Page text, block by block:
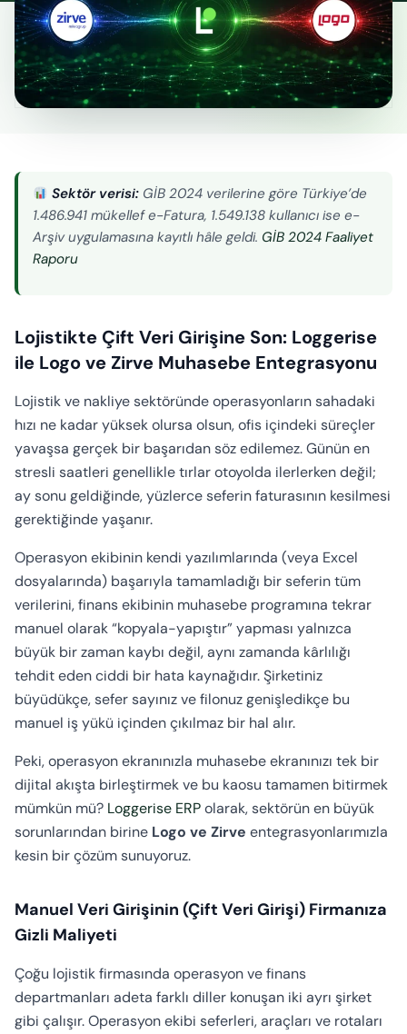
Sektör verisi: GİB 2024 verilerine göre Türkiye’de
1.486.941 mükellef e-Fatura, 1.549.138 kullanıcı ise e-
Arşiv uygulamasına kayıtlı hâle geldi. GİB 2024 Faaliyet
Raporu
Lojistikte Çift Veri Girişine Son: Loggerise
ile Logo ve Zirve Muhasebe Entegrasyonu
Lojistik ve nakliye sektöründe operasyonların sahadaki
hızı ne kadar yüksek olursa olsun, ofis içindeki süreçler
yavaşsa gerçek bir başarıdan söz edilemez. Günün en
stresli saatleri genellikle tırlar otoyolda ilerlerken değil;
ay sonu geldiğinde, yüzlerce seferin faturasının kesilmesi
gerektiğinde yaşanır.
Operasyon ekibinin kendi yazılımlarında (veya Excel
dosyalarında) başarıyla tamamladığı bir seferin tüm
verilerini, finans ekibinin muhasebe programına tekrar
manuel olarak “kopyala-yapıştır” yapması yalnızca
büyük bir zaman kaybı değil, aynı zamanda kârlılığı
tehdit eden ciddi bir hata kaynağıdır. Şirketiniz
büyüdükçe, sefer sayınız ve filonuz genişledikçe bu
manuel iş yükü içinden çıkılmaz bir hal alır.
Peki, operasyon ekranınızla muhasebe ekranınızı tek bir
dijital akışta birleştirmek ve bu kaosu tamamen bitirmek
mümkün mü? Loggerise ERPolarak, sektörün en büyük
sorunlarından birine Logo ve Zirve entegrasyonlarımızla
kesin bir çözüm sunuyoruz.
Manuel Veri Girişinin (Çift Veri Girişi) Firmanıza
Gizli Maliyeti
Çoğu lojistik firmasında operasyon ve finans
departmanları adeta farklı diller konuşan iki ayrı şirket
gibi çalışır. Operasyon ekibi seferleri, araçları ve rotaları